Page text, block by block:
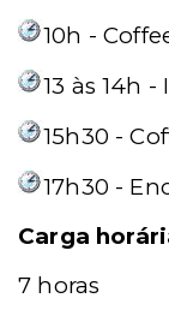
10h -
13 às 14h
15h30 -
17h30 -
Carga
7 horas